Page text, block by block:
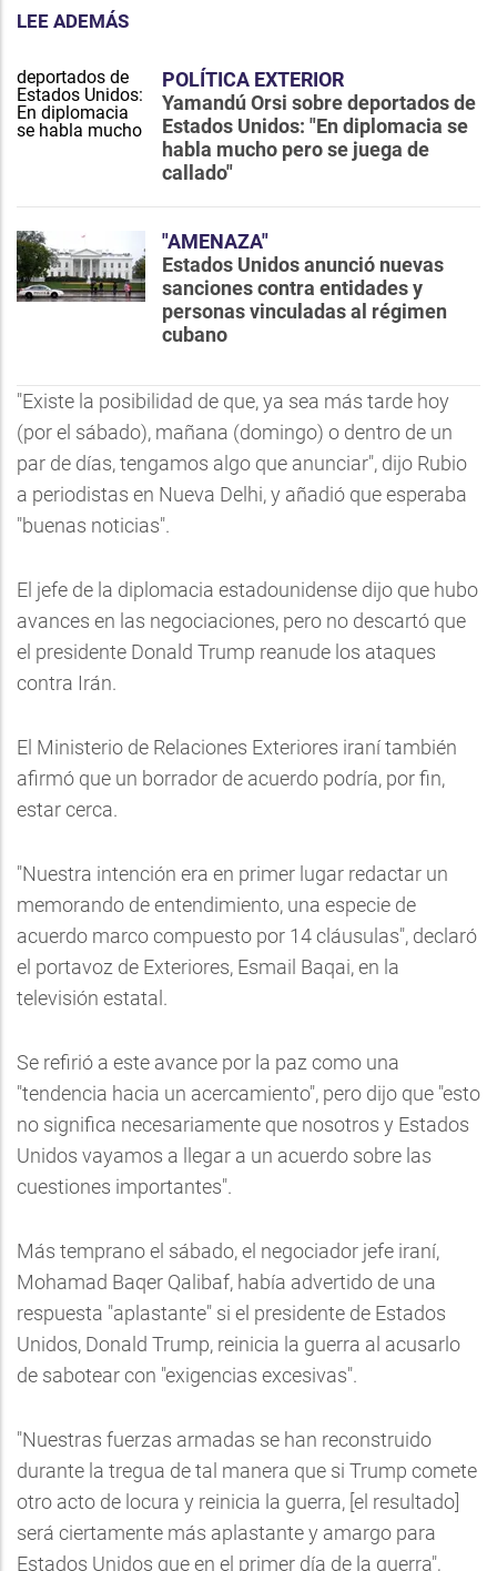
LEE ADEMÁS
POLÍTICA EXTERIOR
Yamandú Orsi sobre deportados de
Estados Unidos: "En diplomacia se
habla mucho pero se juega de
callado"
"AMENAZA"
Estados Unidos anunció nuevas
sanciones contra entidades y
personas vinculadas al régimen
cubano
"Existe la posibilidad de que, ya sea más tarde hoy
(por el sábado), mañana (domingo) o dentro de un
par de días, tengamos algo que anunciar", dijo Rubio
a periodistas en Nueva Delhi, y añadió que esperaba
"buenas noticias".
El jefe de la diplomacia estadounidense dijo que hubo
avances en las negociaciones, pero no descartó que
el presidente Donald Trump reanude los ataques
contra Irán.
El Ministerio de Relaciones Exteriores iraní también
afirmó que un borrador de acuerdo podría, por fin,
estar cerca.
"Nuestra intención era en primer lugar redactar un
memorando de entendimiento, una especie de
acuerdo marco compuesto por 14 cláusulas", declaró
el portavoz de Exteriores, Esmail Baqai, en la
televisión estatal.
Se refirió a este avance por la paz como una
"tendencia hacia un acercamiento", pero dijo que "esto
no significa necesariamente que nosotros y Estados
Unidos vayamos a llegar a un acuerdo sobre las
cuestiones importantes".
Más temprano el sábado, el negociador jefe iraní,
Mohamad Baqer Qalibaf, había advertido de una
respuesta "aplastante" si el presidente de Estados
Unidos, Donald Trump, reinicia la guerra al acusarlo
de sabotear con "exigencias excesivas".
"Nuestras fuerzas armadas se han reconstruido
durante la tregua de tal manera que si Trump comete
otro acto de locura y reinicia la guerra, [el resultado]
será ciertamente más aplastante y amargo para
Estados Unidos que en el primer día de la guerra",